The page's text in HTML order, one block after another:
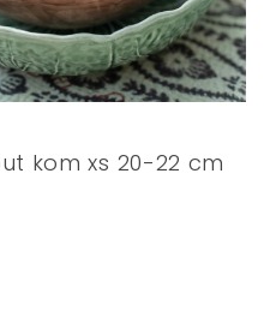
kom xs 20-22 cm